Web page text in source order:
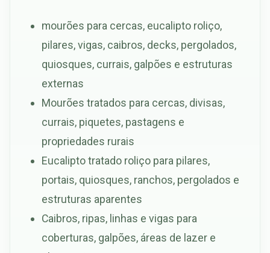
mourões para cercas, eucalipto roliço,
pilares, vigas, caibros, decks, pergolados,
quiosques, currais, galpões e estruturas
externas
Mourões tratados para cercas, divisas,
currais, piquetes, pastagens e
propriedades rurais
Eucalipto tratado roliço para pilares,
portais, quiosques, ranchos, pergolados e
estruturas aparentes
Caibros, ripas, linhas e vigas para
coberturas, galpões, áreas de lazer e